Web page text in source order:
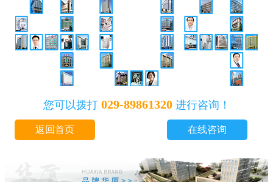
您可以拨打 029-89861320进行咨询！
返回首页 在线咨询